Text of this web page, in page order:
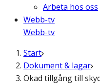
Arbeta hos oss
Webb-tv
Webb-tv
Start
Dokument & lagar
Ökad tillgång till